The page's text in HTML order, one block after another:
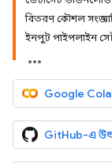
বিতরণ কৌশল
ইনপুট পাইপলাইন
Google
GitHub-এ